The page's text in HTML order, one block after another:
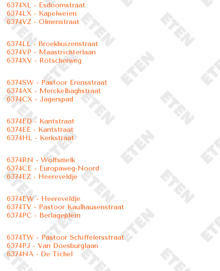
6374XL - Esdoornstraat
6374LX - Kapelweien
6374VZ - Olmenstraat
6374LL - Broekhuizenstraat
6374VP - Maastrichterlaan
6374XV - Rötscherweg
6374SW - Pastoor Erensstraat
6374AX - Merckelbaghstraat
6374CX - Jagerspad
6374ED - Kantstraat
6374EE - Kantstraat
6374HL - Kerkstraat
6374RN - Wolfsmelk
6374CE - Europaweg-Noord
6374EZ - Heereveldje
6374EW - Heereveldje
6374TV - Pastoor Kaulhausenstraat
6374PC - Berlageplein
6374TW - Pastoor Schiffelersstraat
6374PJ - Van Doesburglaan
6374NA - De Tichel